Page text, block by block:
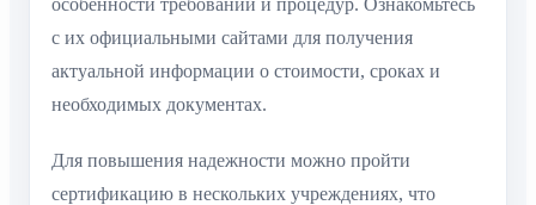
особенности требований и процедур. Ознакомьтесь
с их официальными сайтами для получения
актуальной информации о стоимости, сроках и
необходимых документах.
Для повышения надежности можно пройти
сертификацию в нескольких учреждениях, что